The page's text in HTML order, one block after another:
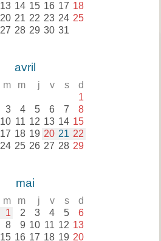
13 14 15 16 17 18
20 21 22 23 24 25
27 28 29 30 31
avril
m m j v s d
1
3 4 5 6 7 8
10 11 12 13 14 15
17 18 19 20 21 22
24 25 26 27 28 29
mai
m m j v s d
1 2 3 4 5 6
8 9 10 11 12 13
15 16 17 18 19 20